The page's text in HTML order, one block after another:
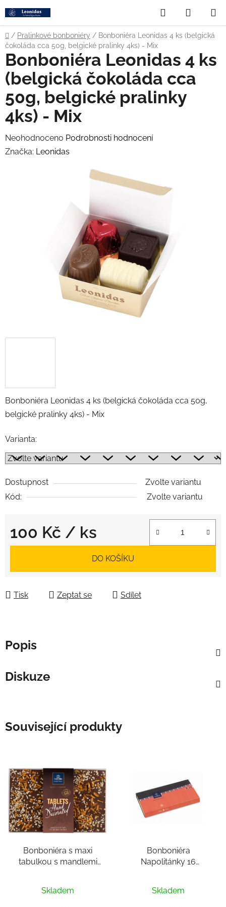
na
obsah
Hledat
KOŠÍK
Domů
/ Pralinkové bonboniéry / Bonboniéra Leonidas 4 ks (belgická
čokoláda cca 50g, belgické pralinky 4ks) - Mix
Bonboniéra Leonidas 4 ks (belgická čokoláda cca 50g,
belgické pralinky 4ks) - Mix
Varianta:
Dostupnost
Zvolte variantu
Kód:
Zvolte variantu
100 Kč / ks
Měrná cena:
DO KOŠÍKU
Tisk Zeptat se Sdílet
Bonboniéra Leonidas 4 ks
(belgická čokoláda cca
50g, belgické pralinky
4ks) - Mix
Průměrné
hodnocení
Neohodnoceno Podrobnosti hodnocení
Značka: Leonidas
Popis
Diskuze
Související produkty
Bonboniéra s maxi
tabulkou s mandlemi
Skladem
Bonboniéra
Napolitánky 16
čokolády)
Skladem